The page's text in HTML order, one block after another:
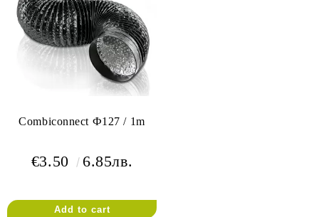
Combiconnect Ф127 / 1m
€3.50 6.85лв.